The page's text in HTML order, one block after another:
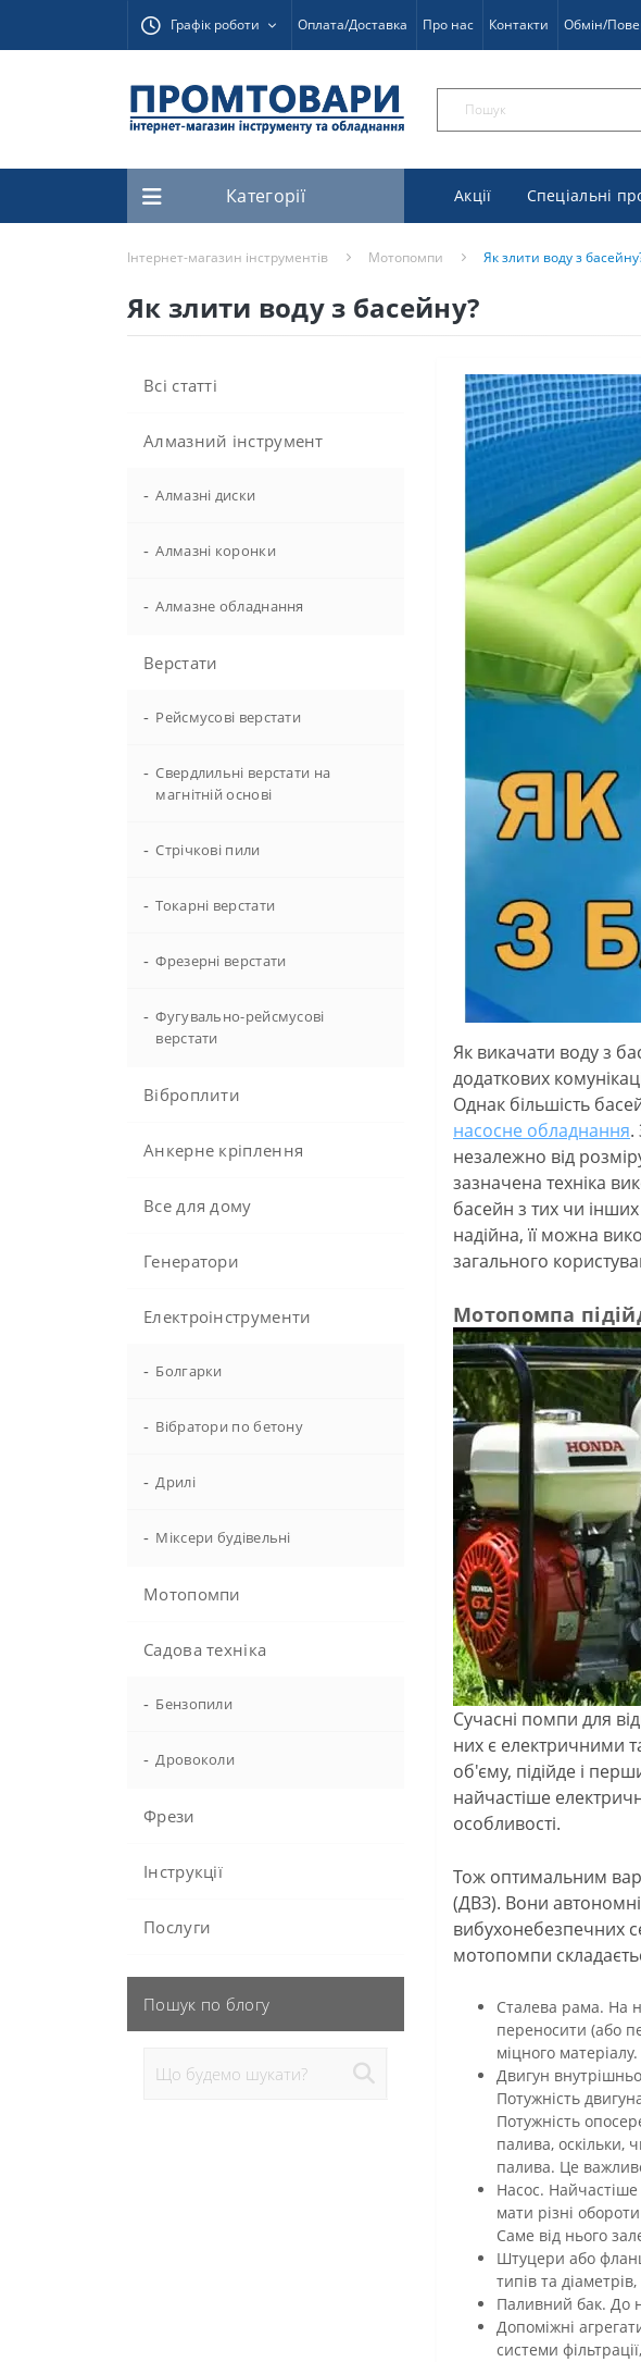
Графік роботи Оплата/Доставка Про нас Контакти Обмін/
Категорії Акції Спеціальні
Інтернет-магазин інструментів Мотопомпи Як злити воду з
Як злити воду з басейну?
Всі статті
Алмазний інструмент
- Алмазні диски
- Алмазні коронки
- Алмазне обладнання
Верстати
- Рейсмусові верстати
- Свердлильні верстати на
магнітній основі
- Стрічкові пили
- Токарні верстати
- Фрезерні верстати
- Фугувально-рейсмусові
верстати
Віброплити
Анкерне кріплення
Все для дому
Генератори
Електроінструменти
- Болгарки
- Вібратори по бетону
- Дрилі
- Міксери будівельні
Мотопомпи
Садова техніка
- Бензопили
- Дровоколи
Фрези
Інструкції
Послуги
Пошук по блогу
Як викачати воду з
додаткових
Однак більшість
насосне обладнання.
незалежно від
зазначена техніка
басейн з тих чи
надійна, її можна
загального
Мотопомпа
Сучасні помпи для
них є електричними
об'єму, підійде і
найчастіше
особливості.
Тож оптимальним
(ДВЗ). Вони
вибухонебезпечних
мотопомпи
Сталева рама. На
переносити (або
міцного матеріалу.
Двигун
Потужність
Потужність
палива, оскільки,
палива. Це
Насос.
мати різні
Саме від нього
Штуцери або
типів та
Паливний бак. До
Допоміжні
системи